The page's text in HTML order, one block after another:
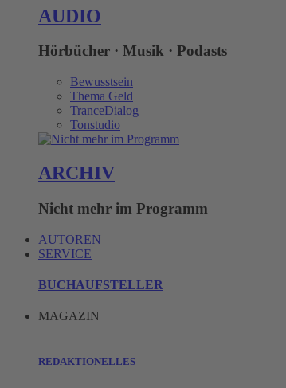
AUDIO
Hörbücher · Musik · Podasts
Bewusstsein
Thema Geld
TranceDialog
Tonstudio
ARCHIV
Nicht mehr im Programm
AUTOREN
SERVICE
BUCHAUFSTELLER
MAGAZIN
REDAKTIONELLES